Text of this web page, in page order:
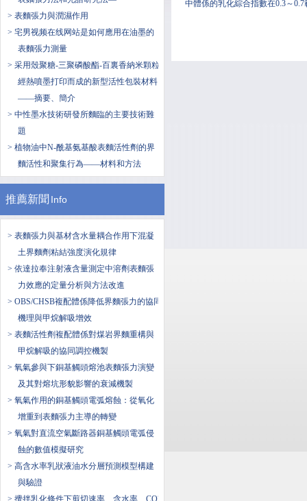
> 表麵張力與潤濕作用
> 宅男视频在线网站是如何應用在油墨的
表麵張力測量
> 采用殼聚糖-三聚磷酸酯-百裏香納米顆粒
經熱噴墨打印而成的新型活性包裝材料
——摘要、簡介
> 中性墨水技術研發所麵臨的主要技術難
題
> 植物油中N-酰基氨基酸表麵活性劑的界
麵活性和聚集行為——材料和方法
推薦新聞 Info
> 表麵張力與基材含水量耦合作用下混凝
土界麵劑粘結強度演化規律
> 依達拉奉注射液含量測定中溶劑表麵張
力效應的定量分析與方法改進
> OBS/CHSB複配體係降低界麵張力的協同
機理與甲烷解吸增效
> 表麵活性劑複配體係對煤岩界麵重構與
甲烷解吸的協同調控機製
> 氧氣參與下銅基觸頭熔池表麵張力演變
及其對熔坑形貌影響的衰減機製
> 氧氣作用的銅基觸頭電弧熔蝕：從氧化
增重到表麵張力主導的轉變
> 氧氣對直流空氣斷路器銅基觸頭電弧侵
蝕的數值模擬研究
> 高含水率乳狀液油水分層預測模型構建
與驗證
> 攪拌乳化條件下剪切速率、含水率、CO2
中體係的乳化綜合指數在0.3～